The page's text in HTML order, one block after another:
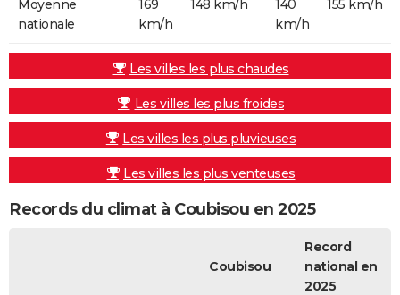
Moyenne
nationale
169
km/h
148 km/h
140
km/h
155 km/h
Les villes les plus chaudes
Les villes les plus froides
Les villes les plus pluvieuses
Les villes les plus venteuses
Records du climat à Coubisou en 2025
Coubisou
Record
national en
2025